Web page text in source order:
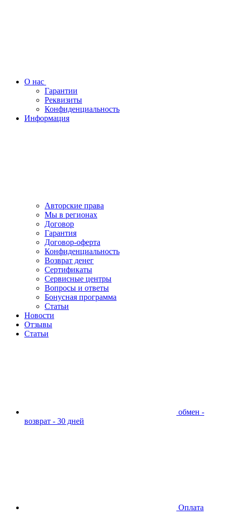
О нас
Гарантии
Реквизиты
Конфиденциальность
Информация
Авторские права
Мы в регионах
Договор
Гарантия
Договор-оферта
Конфиденциальность
Возврат денег
Сертификаты
Сервисные центры
Вопросы и ответы
Бонусная программа
Статьи
Новости
Отзывы
Статьи
обмен -
возврат - 30 дней
Оплата